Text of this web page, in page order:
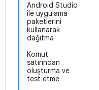
Android Studio
ile uygulama
paketlerini
kullanarak
dağıtma
Komut
satırından
oluşturma ve
test etme